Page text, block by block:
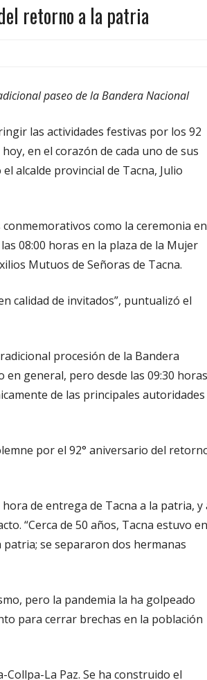
retorno a la patria
paseo de la Bandera Nacional
las actividades festivas por los 92
en el corazón de cada uno de sus
alcalde provincial de Tacna, Julio
como la ceremonia en
08:00 horas en la plaza de la Mujer
Mutuos de Señoras de Tacna.
calidad de invitados”, puntualizó el
procesión de la Bandera
en general, pero desde las 09:30 horas
de las principales autoridades
por el 92° aniversario del
de entrega de Tacna a la patria, y
“Cerca de 50 años, Tacna estuvo en
se separaron dos hermanas
pero la pandemia la ha golpeado
para cerrar brechas en la población
La Paz. Se ha construido el